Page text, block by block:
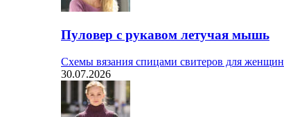
Пуловер с рукавом летучая мышь
Схемы вязания спицами свитеров для женщин
30.07.2026